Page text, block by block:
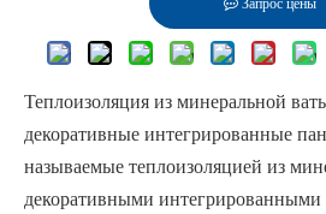
Теплоизоляция из минеральной
декоративные интегрированные
называемые теплоизоляцией из
декоративными